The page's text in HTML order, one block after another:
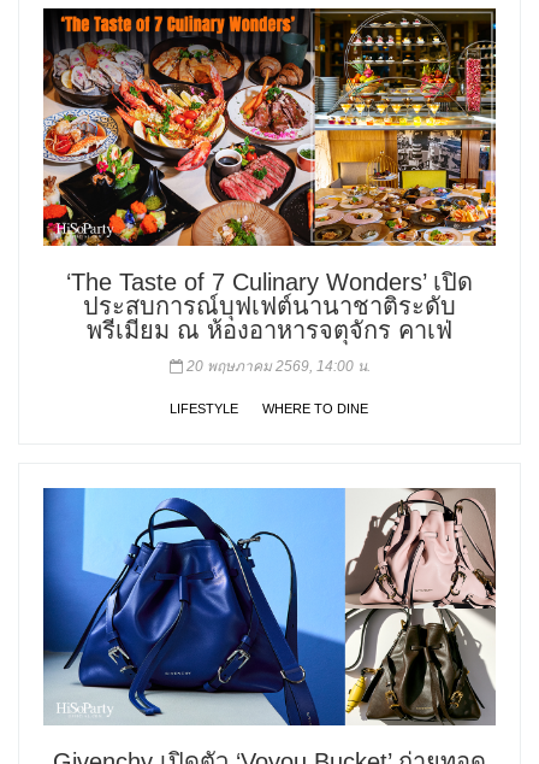
‘The Taste of 7 Culinary Wonders’ เปิด
ประสบการณ์บุฟเฟต์นานาชาติระดับ
พรีเมียม ณ ห้องอาหารจตุจักร คาเฟ่
20 พฤษภาคม 2569, 14:00 น.
LIFESTYLE WHERE TO DINE